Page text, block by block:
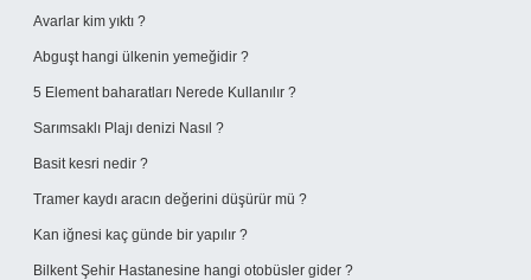
Avarlar kim yıktı ?
Abguşt hangi ülkenin yemeğidir ?
5 Element baharatları Nerede Kullanılır ?
Sarımsaklı Plajı denizi Nasıl ?
Basit kesri nedir ?
Tramer kaydı aracın değerini düşürür mü ?
Kan iğnesi kaç günde bir yapılır ?
Bilkent Şehir Hastanesine hangi otobüsler gider ?